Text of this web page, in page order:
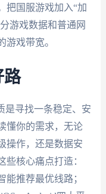
把国服游戏加入“加
游戏数据和普通网
游戏带宽。
路
是寻找一条稳定、安
懂你的需求，无论
操作，还是数据安
些核心痛点打造：
推荐最优线路；